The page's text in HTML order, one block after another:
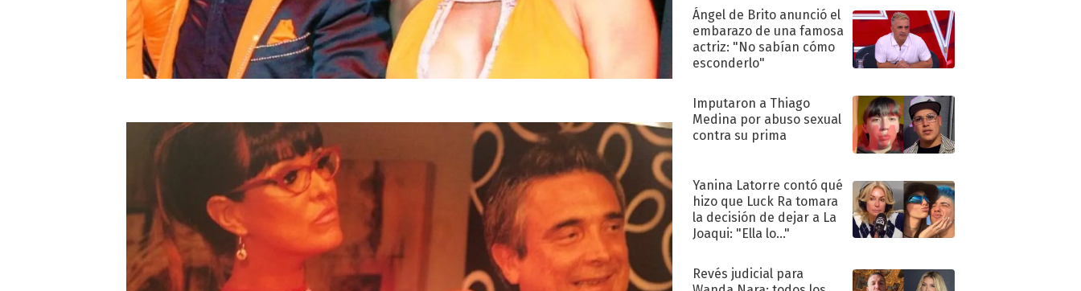
Ángel de Brito anunció el
embarazo de una famosa
actriz: "No sabían cómo
esconderlo"
Imputaron a Thiago
Medina por abuso sexual
contra su prima
Yanina Latorre contó qué
hizo que Luck Ra tomara
la decisión de dejar a La
Joaqui: "Ella lo..."
Revés judicial para